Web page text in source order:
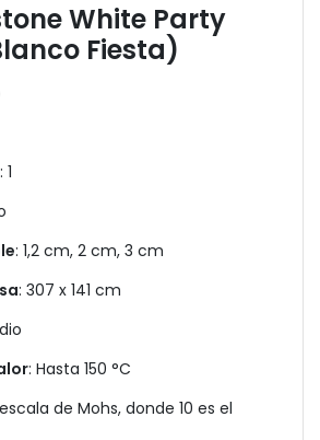
White Party
Fiesta)
: 1
: 1,2 cm, 2 cm, 3 cm
: 307 x 141 cm
: Hasta 150 °C
de Mohs, donde 10 es el